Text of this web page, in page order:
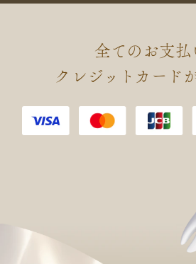
法人 日本口腔イ
会 認定 口腔イン
全てのお支払
クレジットカード